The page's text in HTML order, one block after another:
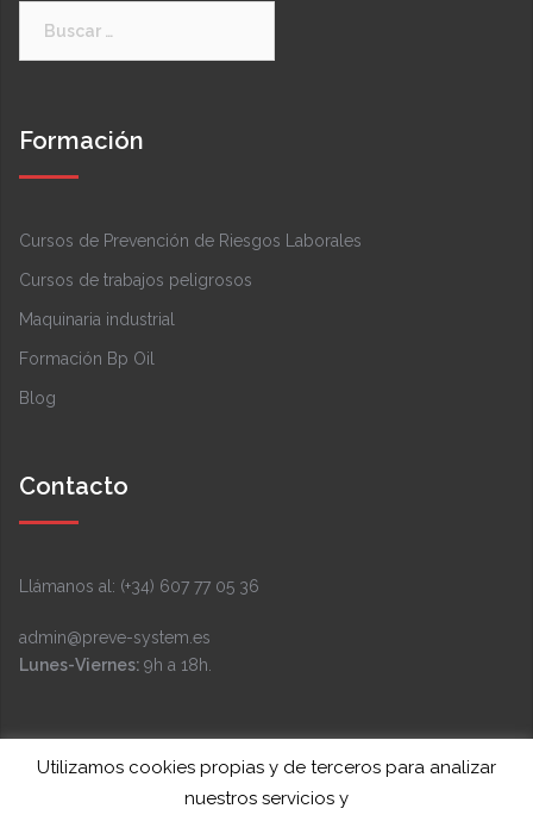
Formación
Cursos de Prevención de Riesgos Laborales
Cursos de trabajos peligrosos
Maquinaria industrial
Formación Bp Oil
Blog
Contacto
Llámanos al: (+34) 607 77 05 36
admin@preve-system.es
Lunes-Viernes: 9h a 18h.
Facebook InstagramLinkedIn YouTube Twitter
Utilizamos cookies propias y de terceros para analizar
nuestros servicios y